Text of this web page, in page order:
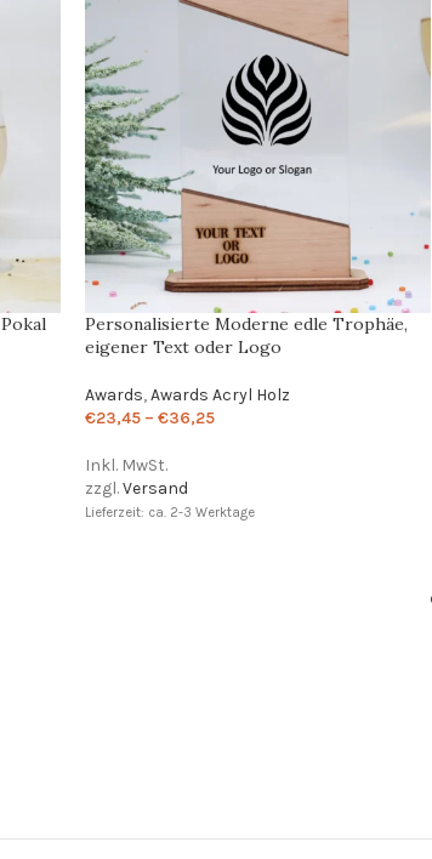
Personalisierte Moderne edle Trophäe,
eigener Text oder Logo
Awards, Awards Acryl Holz
€23,45 – €36,25
Inkl. MwSt.
zzgl.Versand
Lieferzeit: ca. 2-3 Werktage